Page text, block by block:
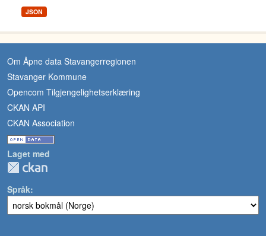
JSON
Om Åpne data Stavangerregionen
Stavanger Kommune
Opencom Tilgjengelighetserklæring
CKAN API
CKAN Association
Laget med
Språk